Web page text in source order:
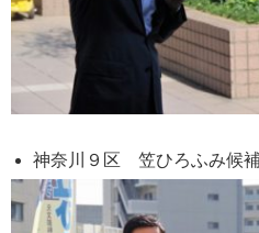
神奈川９区 笠ひろふみ候